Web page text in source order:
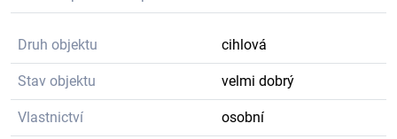
Druh objektu cihlová
Stav objektu velmi dobrý
Vlastnictví osobní